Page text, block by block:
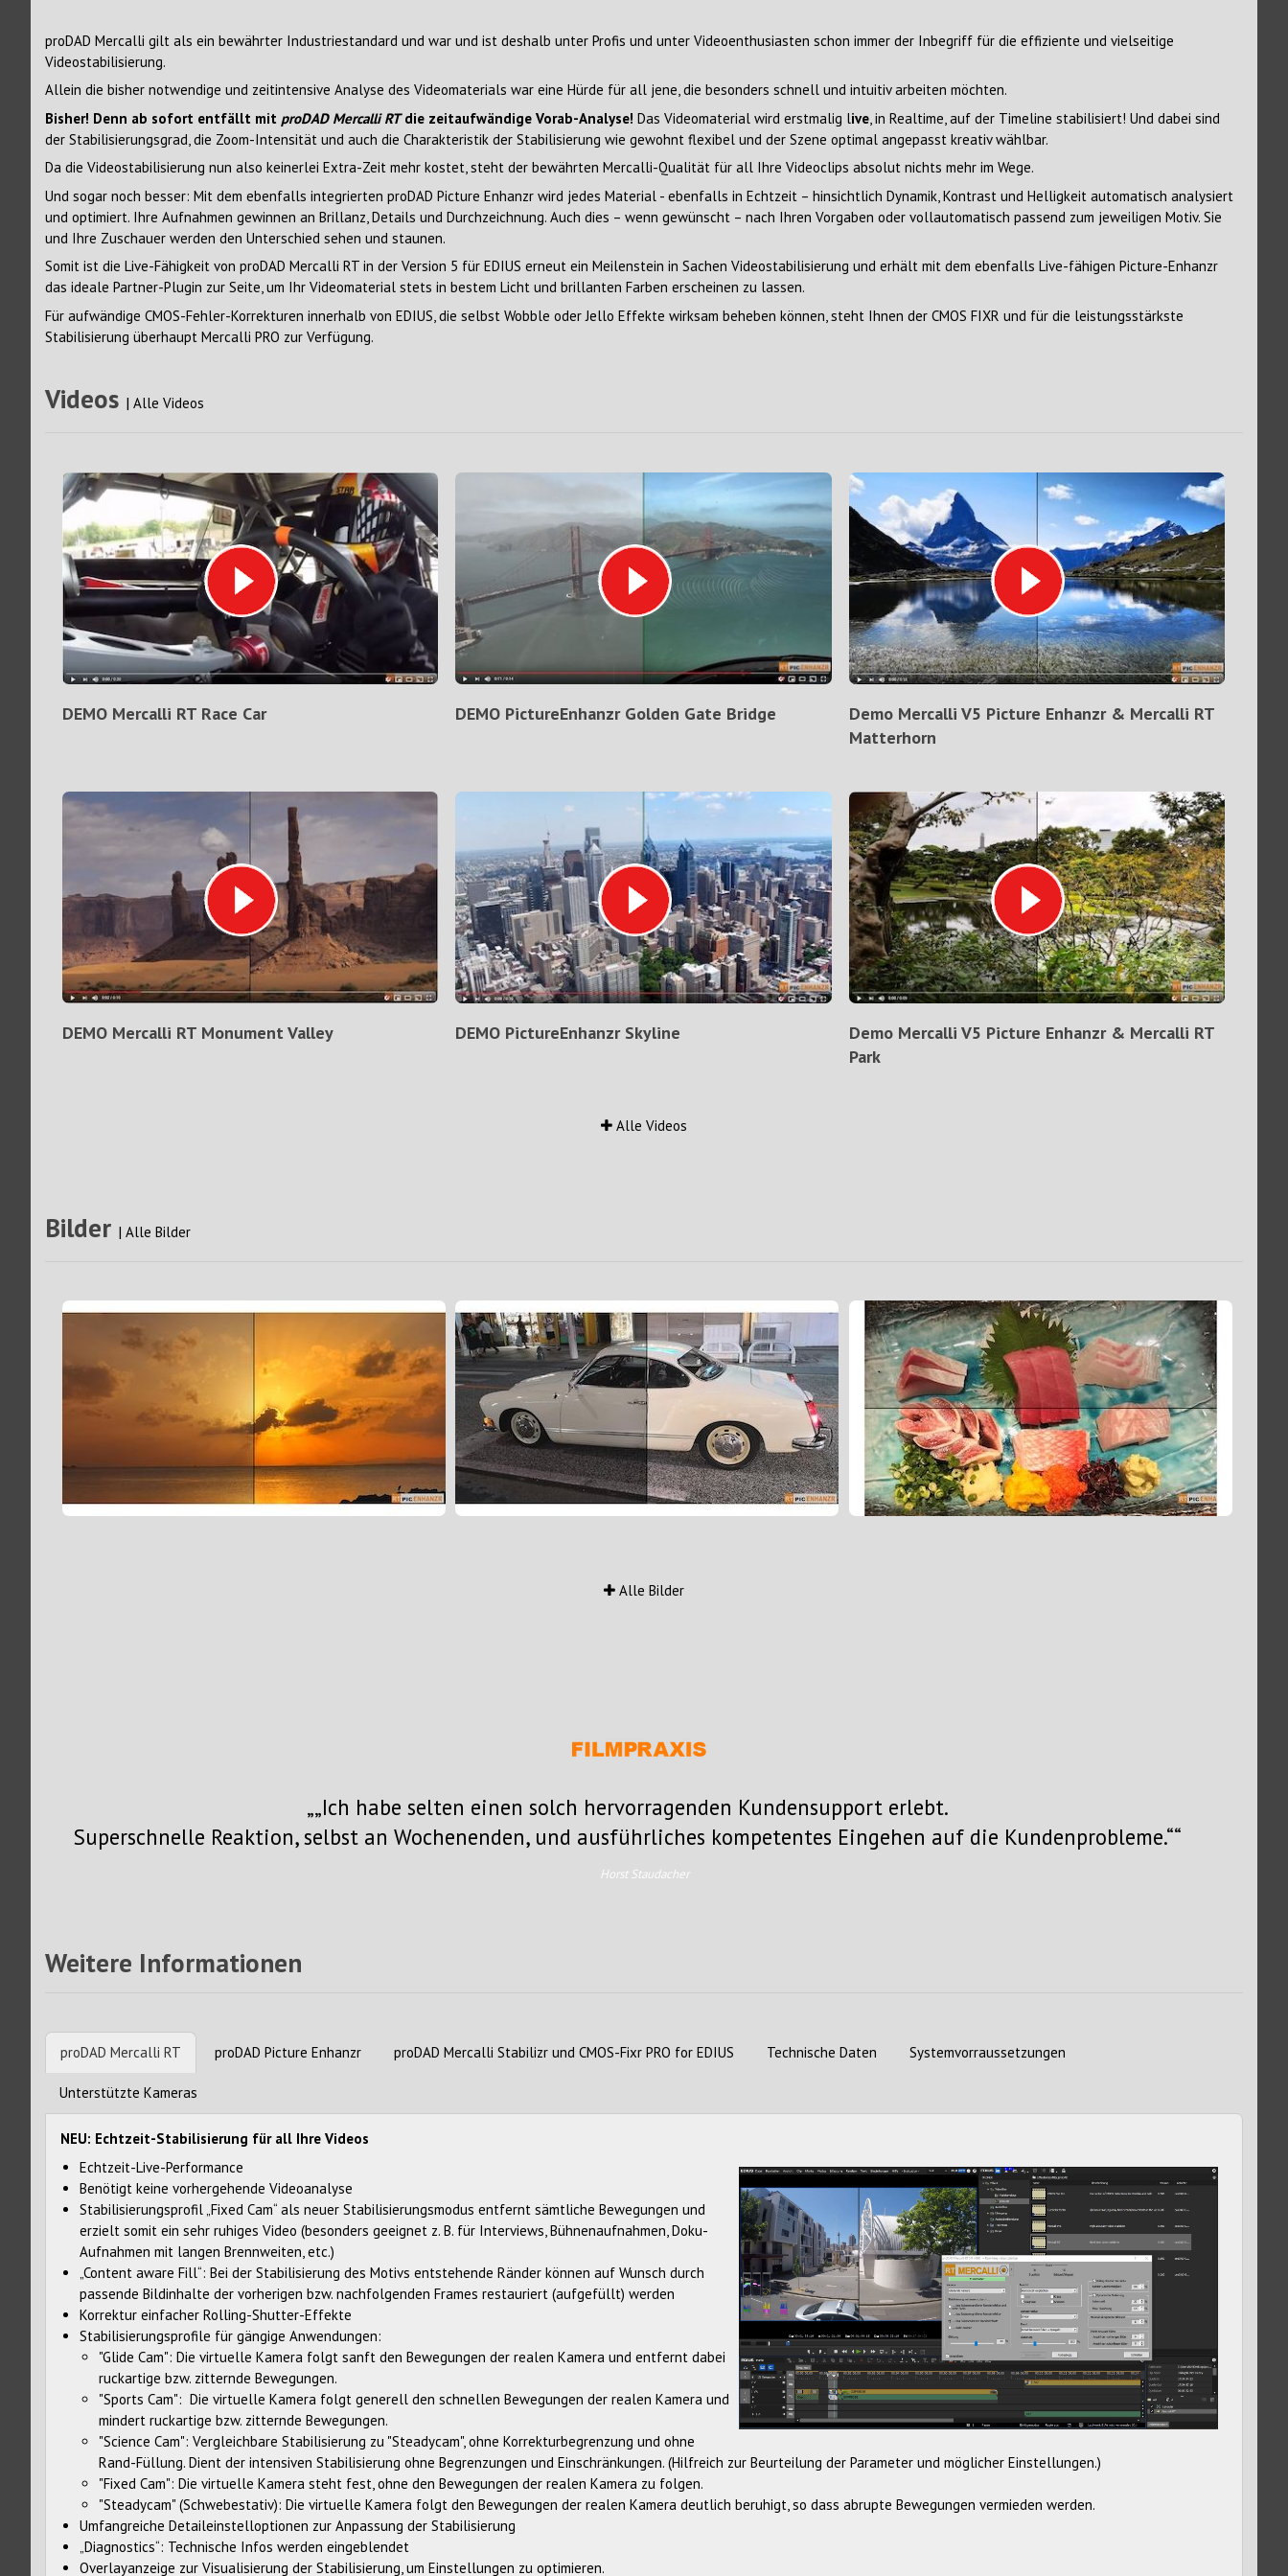
proDAD Mercalli gilt als ein bewährter Industriestandard und war und ist deshalb unter Profis und unter Videoenthusiasten schon immer der Inbegriff für die effiziente und vielseitige
Videostabilisierung.
Allein die bisher notwendige und zeitintensive Analyse des Videomaterials war eine Hürde für all jene, die besonders schnell und intuitiv arbeiten möchten.
Bisher! Denn ab sofort entfällt mit proDAD Mercalli RTdie zeitaufwändige Vorab-Analyse! Das Videomaterial wird erstmalig live , in Realtime, auf der Timeline stabilisiert! Und dabei sind
der Stabilisierungsgrad, die Zoom-Intensität und auch die Charakteristik der Stabilisierung wie gewohnt flexibel und der Szene optimal angepasst kreativ wählbar.
Da die Videostabilisierung nun also keinerlei Extra-Zeit mehr kostet, steht der bewährten Mercalli-Qualität für all Ihre Videoclips absolut nichts mehr im Wege.
Und sogar noch besser: Mit dem ebenfalls integrierten proDAD Picture Enhanzr wird jedes Material - ebenfalls in Echtzeit – hinsichtlich Dynamik, Kontrast und Helligkeit automatisch analysiert
und optimiert. Ihre Aufnahmen gewinnen an Brillanz, Details und Durchzeichnung. Auch dies – wenn gewünscht – nach Ihren Vorgaben oder vollautomatisch passend zum jeweiligen Motiv. Sie
und Ihre Zuschauer werden den Unterschied sehen und staunen.
Somit ist die Live-Fähigkeit von proDAD Mercalli RT in der Version 5 für EDIUS erneut ein Meilenstein in Sachen Videostabilisierung und erhält mit dem ebenfalls Live-fähigen Picture-Enhanzr
das ideale Partner-Plugin zur Seite, um Ihr Videomaterial stets in bestem Licht und brillanten Farben erscheinen zu lassen.
Für aufwändige CMOS-Fehler-Korrekturen innerhalb von EDIUS, die selbst Wobble oder Jello Effekte wirksam beheben können, steht Ihnen der CMOS FIXR und für die leistungsstärkste
Stabilisierung überhaupt Mercalli PRO zur Verfügung.
Videos | Alle Videos
DEMO Mercalli RT Race Car DEMO PictureEnhanzr Golden Gate Bridge
Demo Mercalli V5 Picture Enhanzr & Mercalli RT
Matterhorn
DEMO Mercalli RT Monument Valley DEMO PictureEnhanzr Skyline
Demo Mercalli V5 Picture Enhanzr & Mercalli RT
Park
Alle Videos
Bilder | Alle Bilder
Alle Bilder
„Ich habe selten einen solch hervorragenden Kundensupport erlebt.
Superschnelle Reaktion, selbst an Wochenenden, und ausführliches kompetentes Eingehen auf die Kundenprobleme.“
Horst Staudacher
Weitere Informationen
proDAD Mercalli RT proDAD Picture Enhanzr proDAD Mercalli Stabilizr und CMOS-Fixr PRO for EDIUS Technische Daten Systemvorraussetzungen
Unterstützte Kameras
NEU: Echtzeit-Stabilisierung für all Ihre Videos
Echtzeit-Live-Performance
Benötigt keine vorhergehende Videoanalyse
Stabilisierungsprofil „Fixed Cam“ als neuer Stabilisierungsmodus entfernt sämtliche Bewegungen und
erzielt somit ein sehr ruhiges Video (besonders geeignet z. B. für Interviews, Bühnenaufnahmen, Doku-
Aufnahmen mit langen Brennweiten, etc.)
„Content aware Fill“: Bei der Stabilisierung des Motivs entstehende Ränder können auf Wunsch durch
passende Bildinhalte der vorherigen bzw. nachfolgenden Frames restauriert (aufgefüllt) werden
Korrektur einfacher Rolling-Shutter-Effekte
Stabilisierungsprofile für gängige Anwendungen:
"Glide Cam": Die virtuelle Kamera folgt sanft den Bewegungen der realen Kamera und entfernt dabei
ruckartige bzw. zitternde Bewegungen.
"Sports Cam": Die virtuelle Kamera folgt generell den schnellen Bewegungen der realen Kamera und
mindert ruckartige bzw. zitternde Bewegungen.
"Science Cam": Vergleichbare Stabilisierung zu "Steadycam", ohne Korrekturbegrenzung und ohne
Rand-Füllung. Dient der intensiven Stabilisierung ohne Begrenzungen und Einschränkungen. (Hilfreich zur Beurteilung der Parameter und möglicher Einstellungen.)
"Fixed Cam": Die virtuelle Kamera steht fest, ohne den Bewegungen der realen Kamera zu folgen.
"Steadycam" (Schwebestativ): Die virtuelle Kamera folgt den Bewegungen der realen Kamera deutlich beruhigt, so dass abrupte Bewegungen vermieden werden.
Umfangreiche Detaileinstelloptionen zur Anpassung der Stabilisierung
„Diagnostics“: Technische Infos werden eingeblendet
Overlayanzeige zur Visualisierung der Stabilisierung, um Einstellungen zu optimieren.